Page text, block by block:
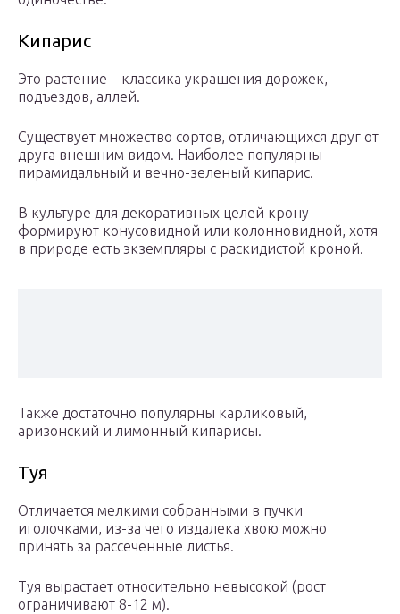
Кипарис
Это растение – классика украшения дорожек,
подъездов, аллей.
Существует множество сортов, отличающихся друг от
друга внешним видом. Наиболее популярны
пирамидальный и вечно-зеленый кипарис.
В культуре для декоративных целей крону
формируют конусовидной или колонновидной, хотя
в природе есть экземпляры с раскидистой кроной.
Также достаточно популярны карликовый,
аризонский и лимонный кипарисы.
Туя
Отличается мелкими собранными в пучки
иголочками, из-за чего издалека хвою можно
принять за рассеченные листья.
Туя вырастает относительно невысокой (рост
ограничивают 8-12 м).